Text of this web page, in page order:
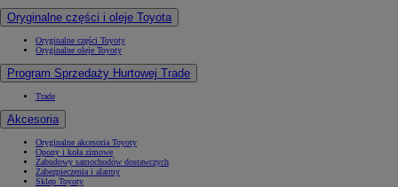
Oryginalne części i oleje Toyota
Oryginalne części Toyoty
Oryginalne oleje Toyoty
Program Sprzedaży Hurtowej Trade
Trade
Akcesoria
Oryginalne akcesoria Toyoty
Opony i koła zimowe
Zabudowy samochodów dostawczych
Zabezpieczenia i alarmy
Sklep Toyoty